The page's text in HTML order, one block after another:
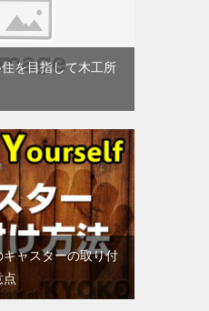
を目指して木工所
ャスターの取り付
点